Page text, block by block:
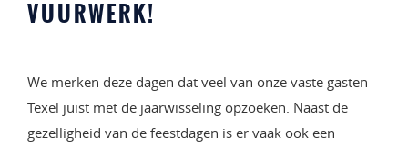
VUURWERK!
We merken deze dagen dat veel van onze vaste gasten
Texel juist met de jaarwisseling opzoeken. Naast de
gezelligheid van de feestdagen is er vaak ook een